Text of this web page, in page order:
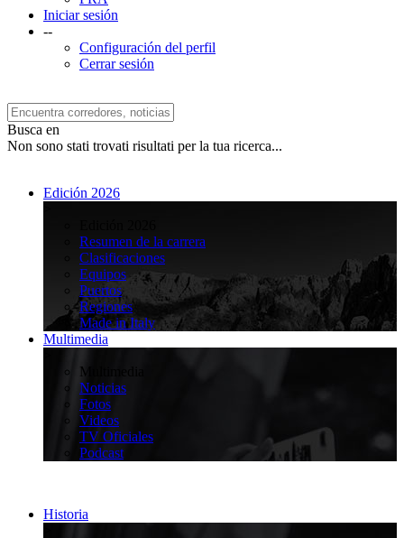
Iniciar sesión
--
Configuración del perfil
Cerrar sesión
Busca en
Non sono stati trovati risultati per la tua ricerca...
Edición 2026
Resumen de la carrera
Clasificaciones
Equipos
Puertos
Regiones
Made in Italy
Multimedia
Multimedia
Noticias
Fotos
Videos
TV Oficiales
Podcast
Historia